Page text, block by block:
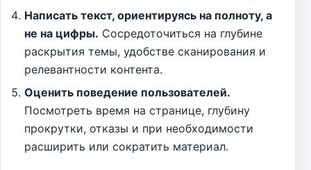
Написать текст, ориентируясь на полноту, а
не на цифры. Сосредоточиться на глубине
раскрытия темы, удобстве сканирования и
релевантности контента.
Оценить поведение пользователей.
Посмотреть время на странице, глубину
прокрутки, отказы и при необходимости
расширить или сократить материал.